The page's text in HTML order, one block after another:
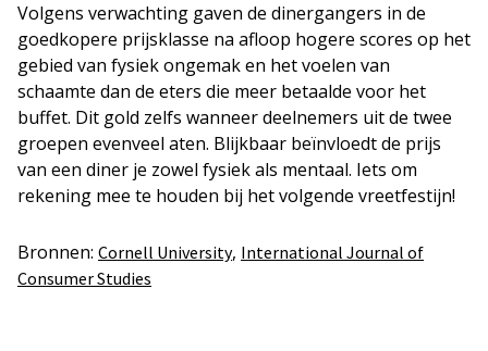
Volgens verwachting gaven de dinergangers in de
goedkopere prijsklasse na afloop hogere scores op het
gebied van fysiek ongemak en het voelen van
schaamte dan de eters die meer betaalde voor het
buffet. Dit gold zelfs wanneer deelnemers uit de twee
groepen evenveel aten. Blijkbaar beïnvloedt de prijs
van een diner je zowel fysiek als mentaal. Iets om
rekening mee te houden bij het volgende vreetfestijn!
Bronnen: Cornell University, International Journal of
Consumer Studies